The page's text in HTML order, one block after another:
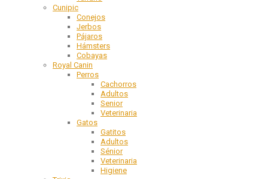
Cunipic
Conejos
Jerbos
Pájaros
Hámsters
Cobayas
Royal Canin
Perros
Cachorros
Adultos
Senior
Veterinaria
Gatos
Gatitos
Adultos
Sénior
Veterinaria
Higiene